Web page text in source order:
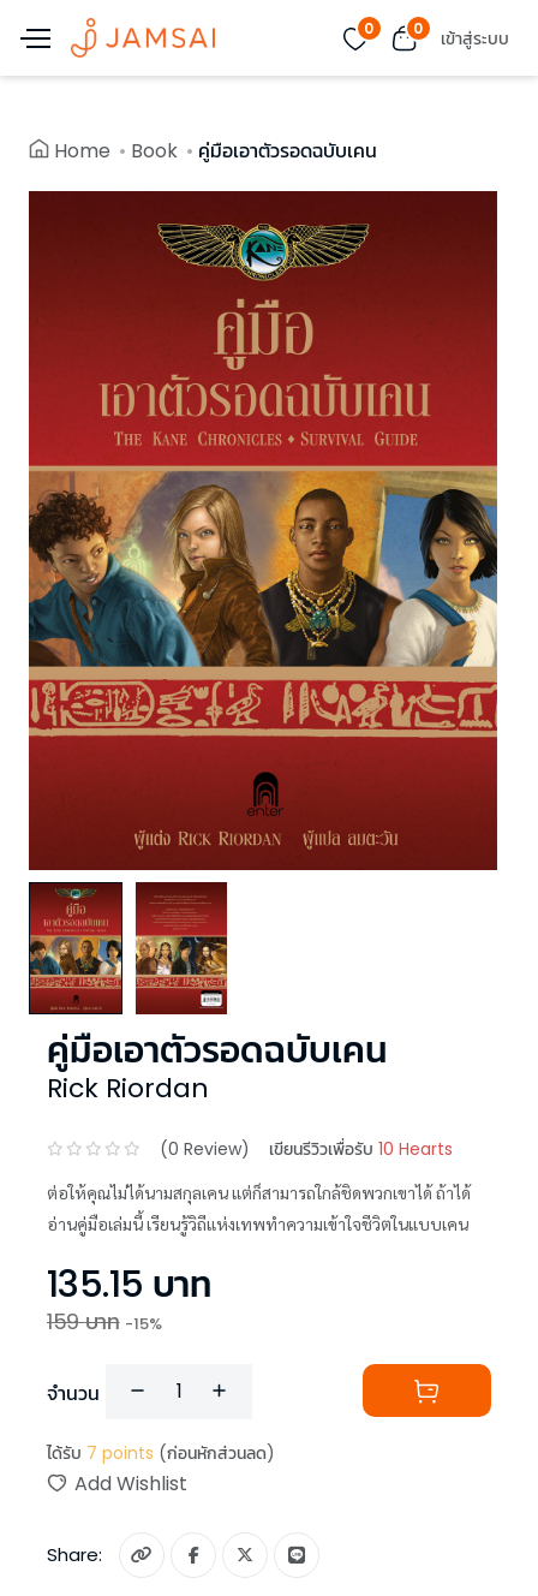
0 0 เข้าสู่ระบบ
Home Book คู่มือเอาตัวรอดฉบับเคน
คู่มือเอาตัวรอดฉบับเคน
Rick Riordan
(0 Review) เขียนรีวิวเพื่อรับ 10 Hearts
ต่อให้คุณไม่ได้นามสกุลเคน แต่ก็สามารถใกล้ชิดพวกเขาได้ ถ้าได้
อ่านคู่มือเล่มนี้ เรียนรู้วิถีแห่งเทพทำความเข้าใจชีวิตในแบบเคน
135.15 บาท
159บาท -15%
จำนวน
ได้รับ 7 points (ก่อนหักส่วนลด)
Add Wishlist
Share: